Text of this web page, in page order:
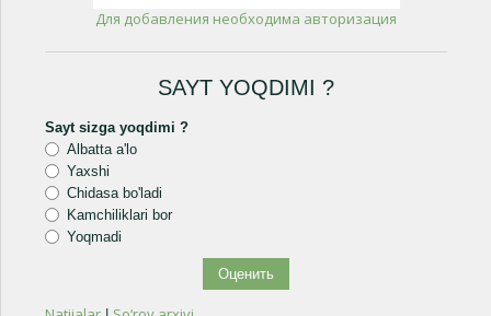
Для добавления необходима авторизация
SAYT YOQDIMI ?
Sayt sizga yoqdimi ?
Albatta a'lo
Yaxshi
Chidasa bo'ladi
Kamchiliklari bor
Yoqmadi